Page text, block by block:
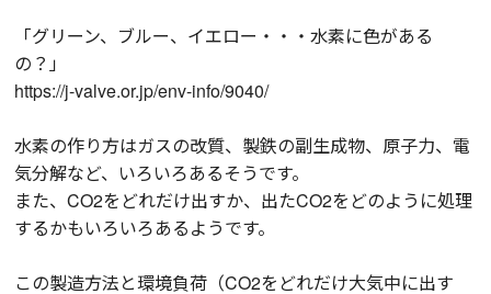
「グリーン、ブルー、イエロー・・・水素に色がある
の？」
https://j-valve.or.jp/env-info/9040/
水素の作り方はガスの改質、製鉄の副生成物、原子力、電
気分解など、いろいろあるそうです。
また、CO2をどれだけ出すか、出たCO2をどのように処理
するかもいろいろあるようです。
この製造方法と環境負荷（CO2をどれだけ大気中に出す